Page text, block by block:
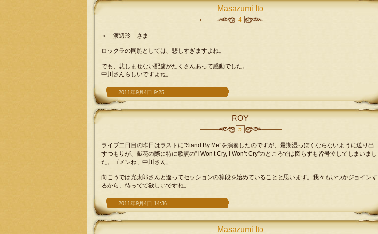
Masazumi Ito
4
＞ 渡辺玲 さま
ロックラの同胞としては、悲しすぎますよね。
でも、悲しませない配慮がたくさんあって感動でした。
中川さんらしいですよね。
2011年9月4日 9:25
ROY
5
ライブ二日目の昨日はラストに”Stand By Me”を演奏したのですが、最期湿っぽくならないように送り出
すつもりが、献花の際に特に歌詞の”I Won’t Cry, I Won’t Cry”のところでは図らずも皆号泣してしまいまし
た。ゴメンね、中川さん。
向こうでは光太郎さんと逢ってセッションの算段を始めていることと思います。我々もいつかジョインす
るから、待ってて欲しいですね。
2011年9月4日 14:36
Masazumi Ito